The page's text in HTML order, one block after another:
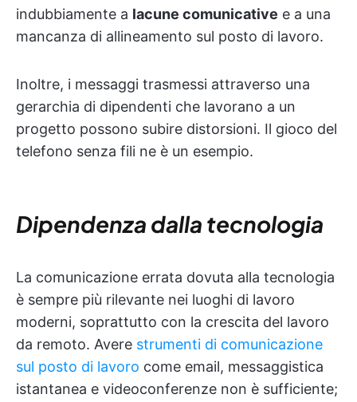
indubbiamente a lacune comunicative e a una
mancanza di allineamento sul posto di lavoro.
Inoltre, i messaggi trasmessi attraverso una
gerarchia di dipendenti che lavorano a un
progetto possono subire distorsioni. Il gioco del
telefono senza fili ne è un esempio.
Dipendenza dalla tecnologia
La comunicazione errata dovuta alla tecnologia
è sempre più rilevante nei luoghi di lavoro
moderni, soprattutto con la crescita del lavoro
da remoto. Avere strumenti di comunicazione
sul posto di lavoro come email, messaggistica
istantanea e videoconferenze non è sufficiente;